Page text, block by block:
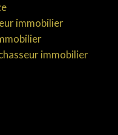
immobilier
immobilier